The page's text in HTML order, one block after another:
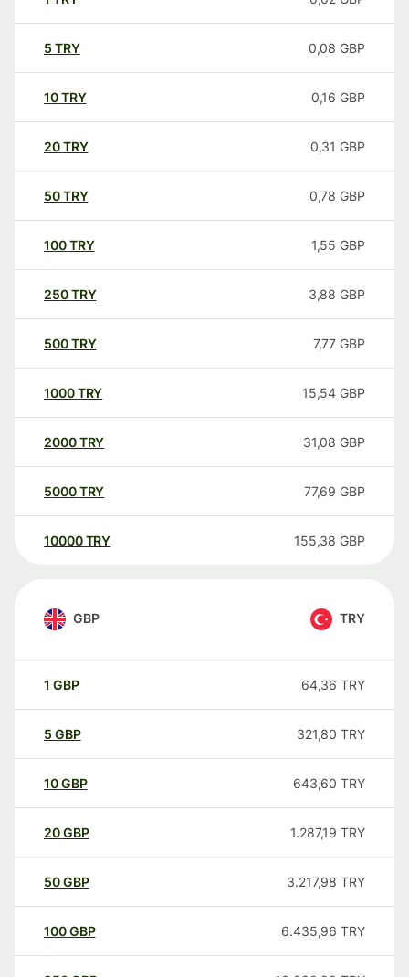
5 TRY 0,08 GBP
10TRY 0,16 GBP
20TRY 0,31 GBP
50TRY 0,78 GBP
100TRY 1,55 GBP
250TRY 3,88 GBP
500TRY 7,77 GBP
1000TRY 15,54 GBP
2000TRY 31,08 GBP
5000TRY 77,69 GBP
10000 TRY 155,38 GBP
GBP TRY
1 GBP 64,36 TRY
5 GBP 321,80 TRY
10GBP 643,60 TRY
20GBP 1.287,19 TRY
50GBP 3.217,98 TRY
100GBP 6.435,96 TRY